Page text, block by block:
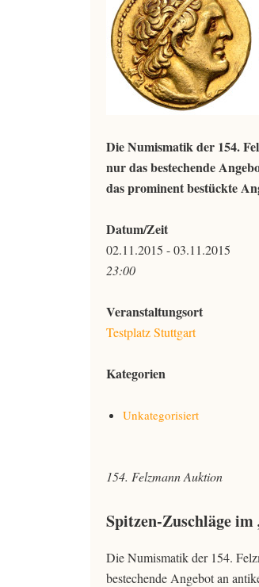
Die Numismatik der 154.
nur das bestechende
das prominent bestückte
Datum/Zeit
02.11.2015 - 03.11.2015
23:00
Veranstaltungsort
Testplatz Stuttgart
Kategorien
Unkategorisiert
154. Felzmann Auktion
Spitzen-Zuschläge
Die Numismatik der 154.
bestechende Angebot an